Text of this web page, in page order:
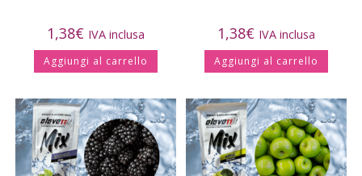
1,38€ IVA inclusa
Aggiungi al carrello
1,38€ IVA inclusa
Aggiungi al carrello